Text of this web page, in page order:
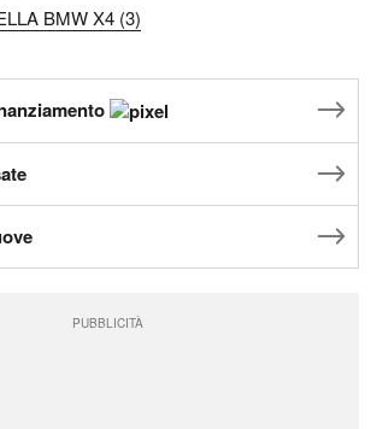
BMW X4 (3)
PUBBLICITÀ